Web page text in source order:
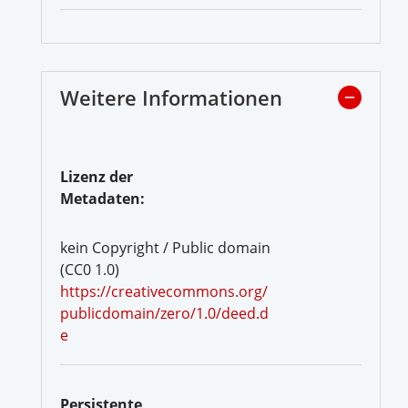
Weitere Informationen
Lizenz der
Metadaten:
kein Copyright / Public domain
(CC0 1.0)
https://creativecommons.org/
publicdomain/zero/1.0/deed.d
e